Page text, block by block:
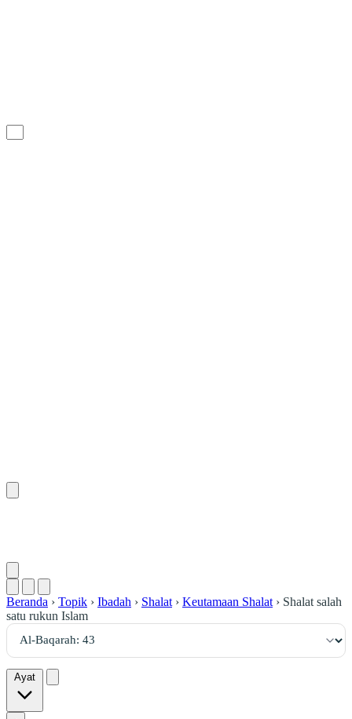
Beranda › Topik › Ibadah › Shalat › Keutamaan Shalat › Shalat salah
satu rukun Islam
Ayat